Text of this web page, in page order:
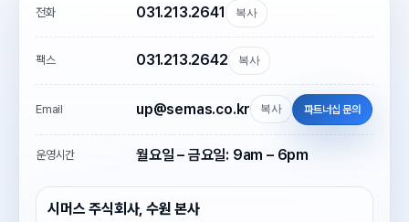
전화 031.213.2641 복사
팩스 031.213.2642 복사
Email up@semas.co.kr 복사 파트너십 문의
운영시간 월요일 – 금요일: 9am – 6pm
시머스 주식회사, 수원 본사